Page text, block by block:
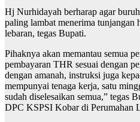
Hj Nurhidayah berharap agar
paling lambat menerima tunjangan
lebaran, tegas Bupati.
Pihaknya akan memantau semua
pembayaran THR sesuai dengan
dengan amanah, instruksi juga
mempunyai tenaga kerja, satu
sudah diselesaikan semua,” tegas
DPC KSPSI Kobar di Perumahan